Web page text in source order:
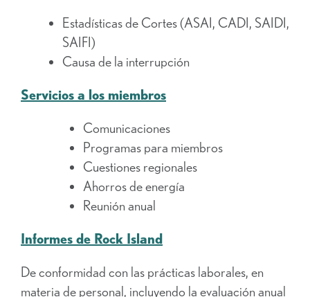
Estadísticas de Cortes (ASAI, CADI, SAIDI,
SAIFI)
Causa de la interrupción
Servicios a los miembros
Comunicaciones
Programas para miembros
Cuestiones regionales
Ahorros de energía
Reunión anual
Informes de Rock Island
De conformidad con las prácticas laborales, en
materia de personal, incluyendo la evaluación anual